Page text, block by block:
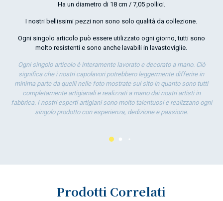
Ha un diametro di 18 cm / 7,05 pollici.
I nostri bellissimi pezzi non sono solo qualità da collezione.
Ogni singolo articolo può essere utilizzato ogni giorno, tutti sono
molto resistenti e sono anche lavabili in lavastoviglie.
Ogni singolo articolo è interamente lavorato e decorato a mano. Ciò
significa che i nostri capolavori potrebbero leggermente differire in
minima parte da quelli nelle foto mostrate sul sito in quanto sono tutti
completamente artigianali e realizzati a mano dai nostri artisti in
fabbrica. I nostri esperti artigiani sono molto talentuosi e realizzano ogni
singolo prodotto con esperienza, dedizione e passione.
Prodotti Correlati